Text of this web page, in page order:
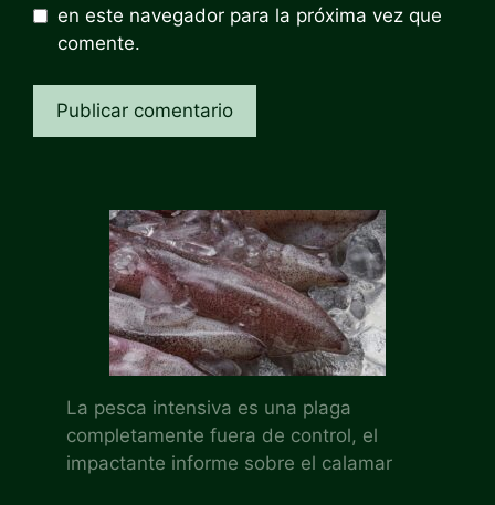
en este navegador para la próxima vez que
comente.
La pesca intensiva es una plaga
completamente fuera de control, el
impactante informe sobre el calamar